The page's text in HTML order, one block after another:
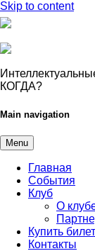
Skip to content
КОГДА?
Main navigation
Menu
Главная
События
Клуб
О
Купить билет
Контакты